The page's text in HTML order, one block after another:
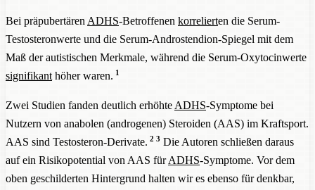
Bei präpubertären ADHS-Betroffenen korrelierten die Serum-
Testosteronwerte und die Serum-Androstendion-Spiegel mit dem
Maß der autistischen Merkmale, während die Serum-Oxytocinwerte
signifikant höher waren. 1
Zwei Studien fanden deutlich erhöhte ADHS-Symptome bei
Nutzern von anabolen (androgenen) Steroiden (AAS) im Kraftsport.
AAS sind Testosteron-Derivate. 2 3 Die Autoren schließen daraus
auf ein Risikopotential von AAS fürADHS-Symptome. Vor dem
oben geschilderten Hintergrund halten wir es ebenso für denkbar,